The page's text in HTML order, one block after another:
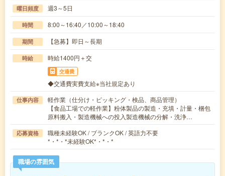
曜日頻度 週3～5日
時間 8:00～16:40／10:00～18:40
期間 【急募】即日～長期
時給 時給1400円＋交
交通費
◆交通費実費支給※当社規定あり
仕事内容
軽作業（仕分け・ピッキング・検品、商品管理）
【食品工場での軽作業】粉体製品の製造・充填・計量・梱包
原料搬入・製造機械への投入製造機械の分解・洗浄…
応募資格
職種未経験OK / ブランクOK / 英語力不要
*・*・*未経験OK*・*・*
職場の雰囲気